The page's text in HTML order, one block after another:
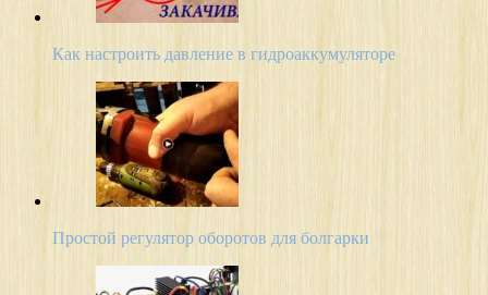
Как настроить давление в гидроаккумуляторе
Простой регулятор оборотов для болгарки